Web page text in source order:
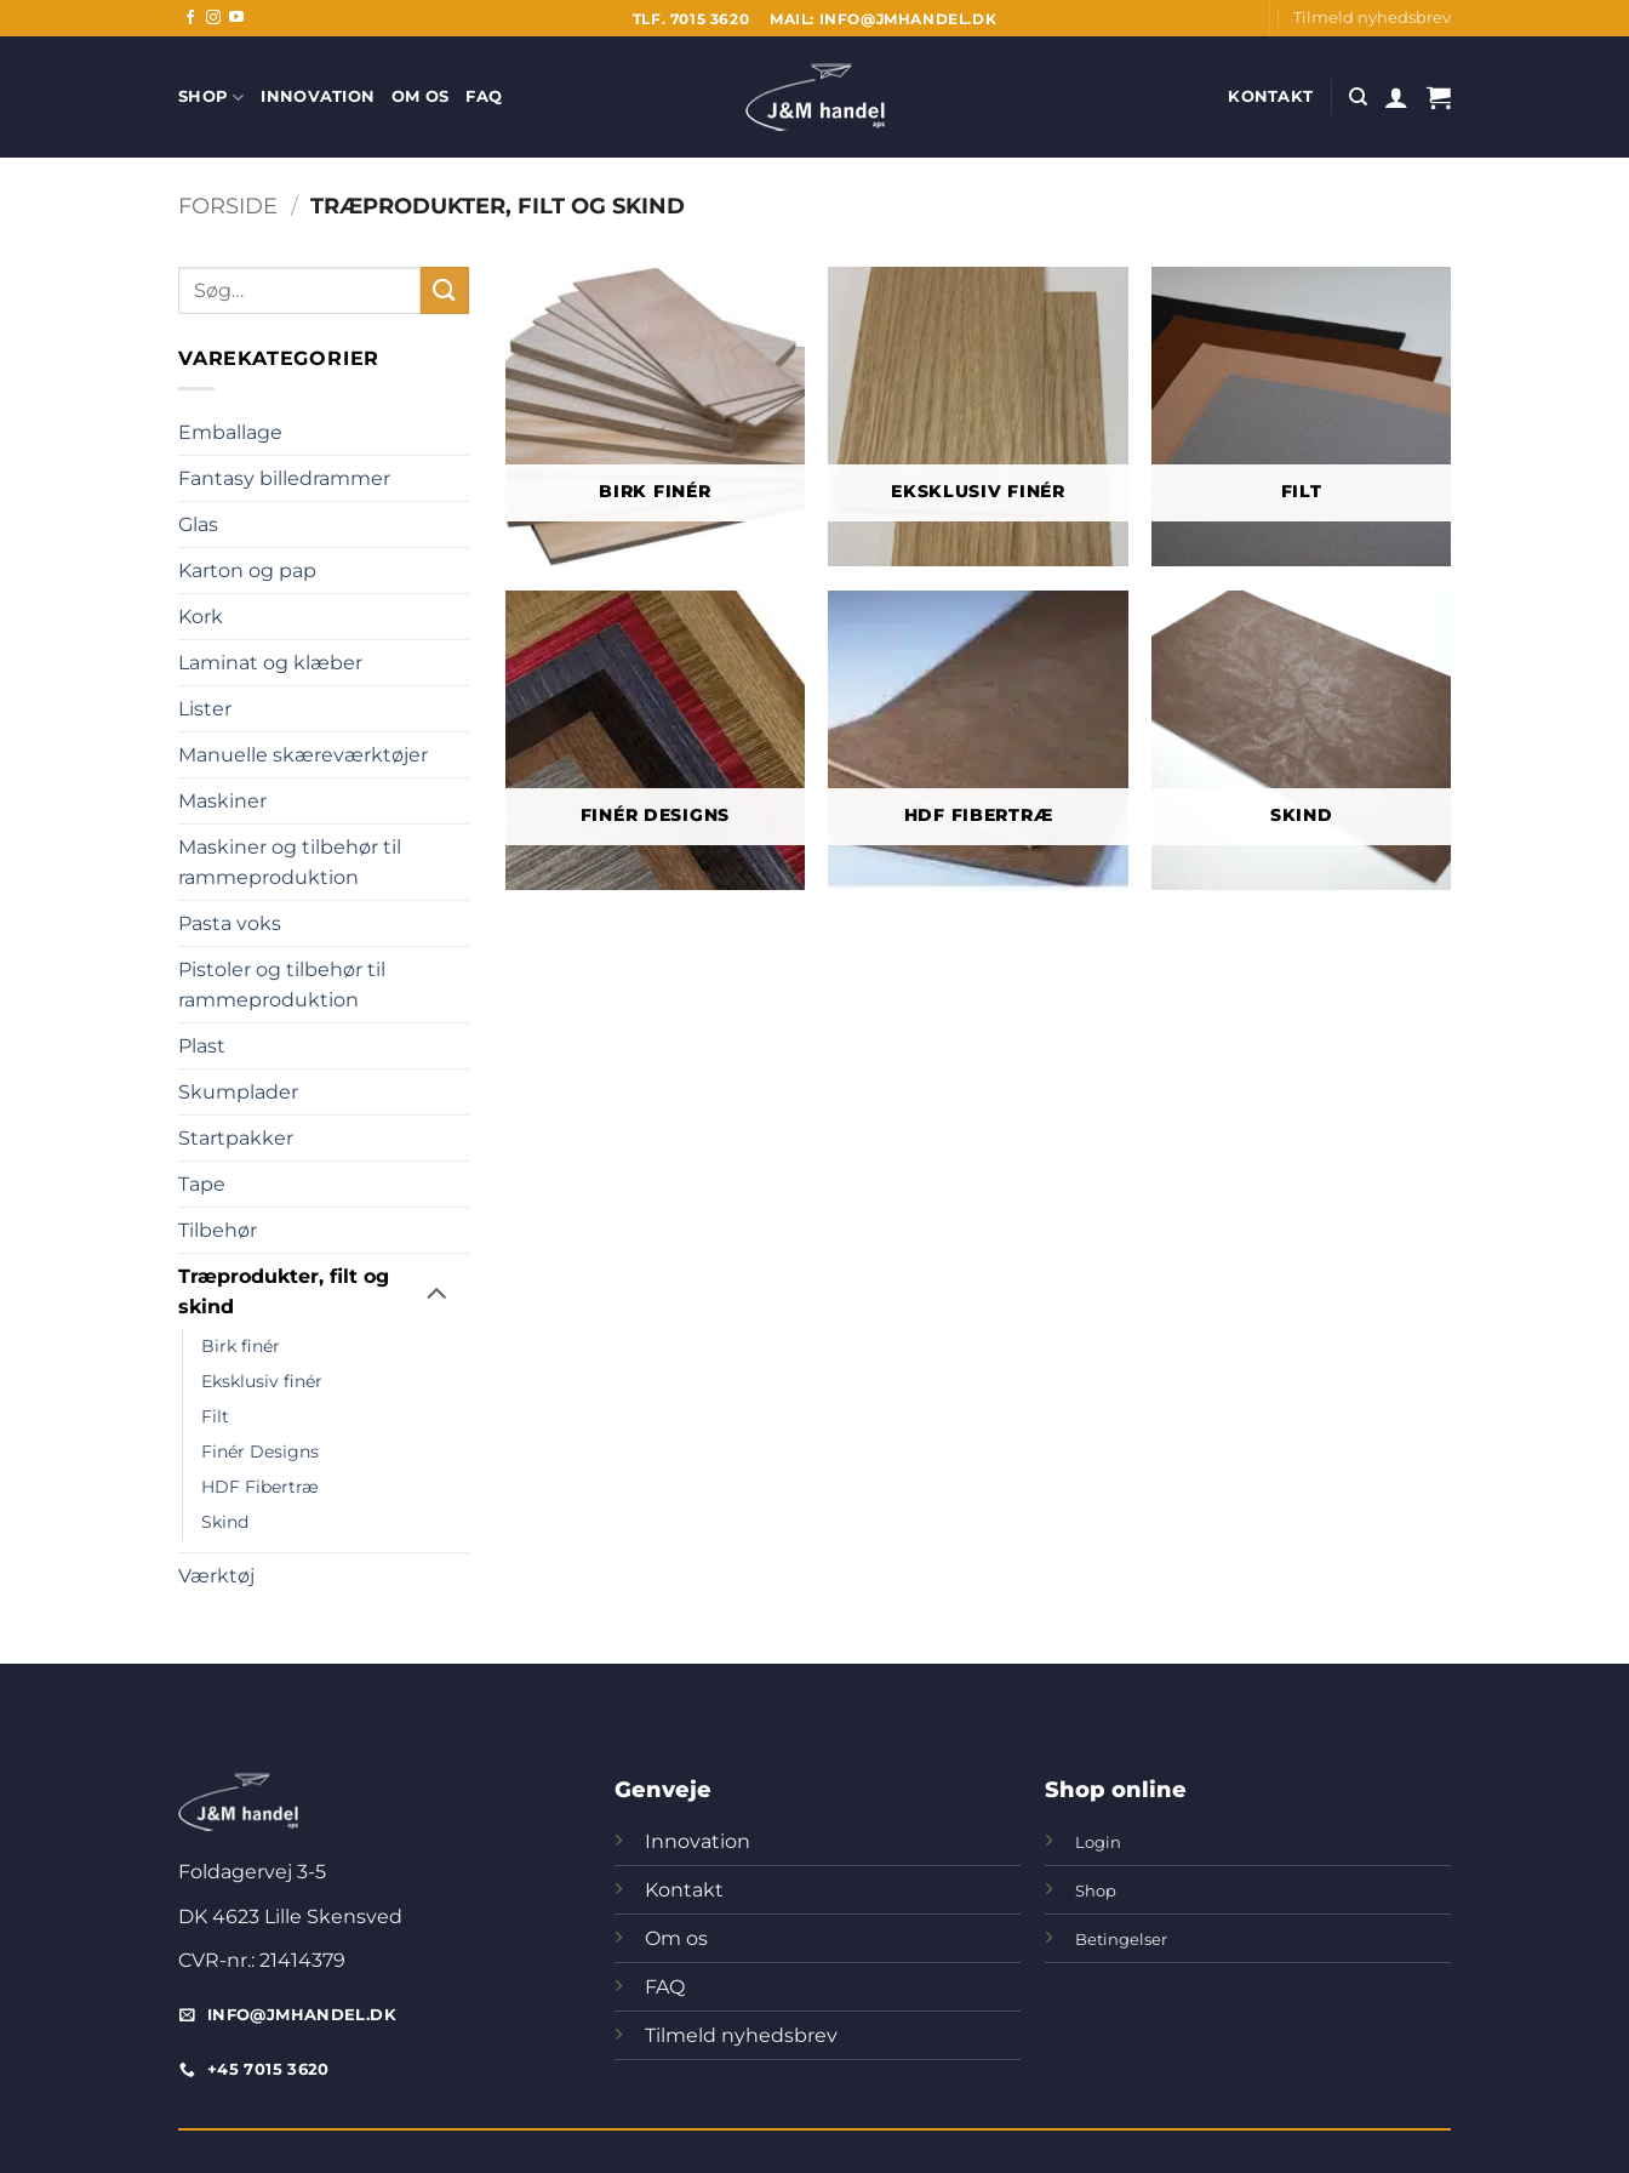
til
TLF. 7015 3620 MAIL: INFO@JMHANDEL.DK Tilmeld nyhedsbrev
SHOP INNOVATION OM OS FAQ KONTAKT
FORSIDE / TRÆPRODUKTER, FILT OG SKIND
Søg
efter:
VAREKATEGORIER
Emballage
Fantasy billedrammer
Glas
Karton og pap
Kork
Laminat og klæber
Lister
Manuelle skæreværktøjer
Maskiner
Maskiner og tilbehør til
rammeproduktion
Pasta voks
Pistoler og tilbehør til
rammeproduktion
Plast
Skumplader
Startpakker
Tape
Tilbehør
Træprodukter, filt og
skind
Birk finér
Eksklusiv finér
Filt
Finér Designs
HDF Fibertræ
Skind
Værktøj
BIRK FINÉR EKSKLUSIV FINÉR FILT
FINÉR DESIGNS HDF FIBERTRÆ SKIND
Foldagervej 3-5
DK 4623 Lille Skensved
CVR-nr.: 21414379
INFO@JMHANDEL.DK
+45 7015 3620
Genveje
Innovation
Kontakt
Om os
FAQ
Tilmeld nyhedsbrev
Shop online
Login
Shop
Betingelser